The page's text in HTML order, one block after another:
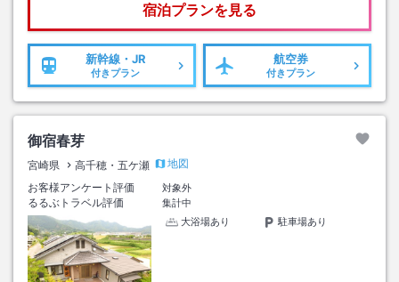
宿泊プランを見る
新幹線・JR
付きプラン
航空券
付きプラン
御宿春芽
宮崎県 高千穂・五ケ瀬
地図
お客様アンケート評価
対象外
るるぶトラベル評価
集計中
大浴場あり
駐車場あり